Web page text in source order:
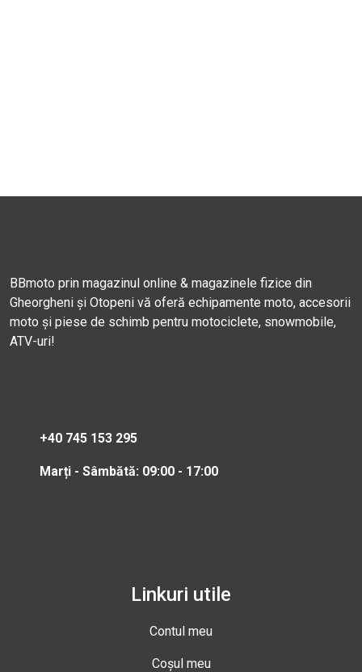
BBmoto prin magazinul online & magazinele fizice din
Gheorgheni și Otopeni vă oferă echipamente moto, accesorii
moto și piese de schimb pentru motociclete, snowmobile,
ATV-uri!
+40 745 153 295
Marți - Sâmbătă: 09:00 - 17:00
Linkuri utile
Contul meu
Coșul meu